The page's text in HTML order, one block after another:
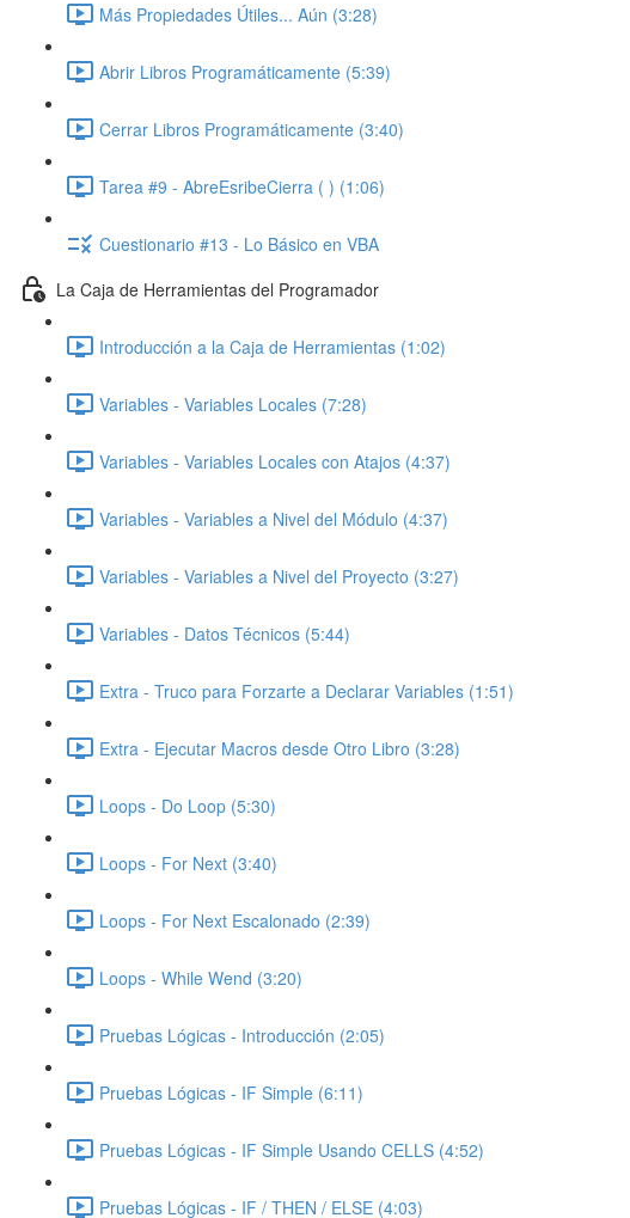
Más Propiedades Útiles... Aún (3:28)
Abrir Libros Programáticamente (5:39)
Cerrar Libros Programáticamente (3:40)
Tarea #9 - AbreEsribeCierra ( ) (1:06)
Cuestionario #13 - Lo Básico en VBA
La Caja de Herramientas del Programador
Introducción a la Caja de Herramientas (1:02)
Variables - Variables Locales (7:28)
Variables - Variables Locales con Atajos (4:37)
Variables - Variables a Nivel del Módulo (4:37)
Variables - Variables a Nivel del Proyecto (3:27)
Variables - Datos Técnicos (5:44)
Extra - Truco para Forzarte a Declarar Variables (1:51)
Extra - Ejecutar Macros desde Otro Libro (3:28)
Loops - Do Loop (5:30)
Loops - For Next (3:40)
Loops - For Next Escalonado (2:39)
Loops - While Wend (3:20)
Pruebas Lógicas - Introducción (2:05)
Pruebas Lógicas - IF Simple (6:11)
Pruebas Lógicas - IF Simple Usando CELLS (4:52)
Pruebas Lógicas - IF / THEN / ELSE (4:03)